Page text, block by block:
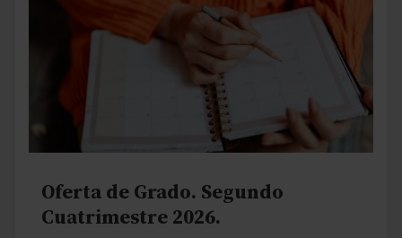
Oferta de Grado. Segundo
Cuatrimestre 2026.